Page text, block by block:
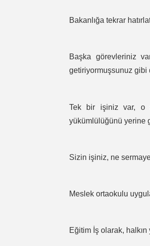
Bakanlığa tekrar
Başka görevleriniz
getiriyormuşsunuz gibi
Tek bir işiniz var, o
yükümlülüğünü yerine
Sizin işiniz, ne
Meslek ortaokulu
Eğitim İş olarak,